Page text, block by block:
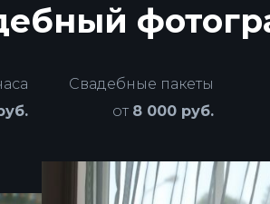
Свадебные пакеты
от 8 000 руб.